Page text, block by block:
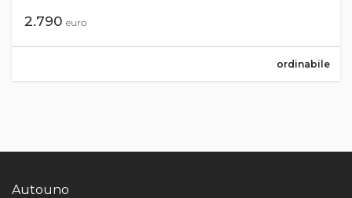
2.790 euro
ordinabile
Autouno